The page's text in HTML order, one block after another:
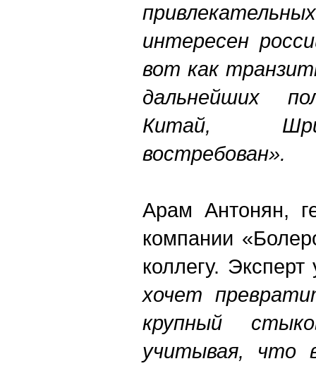
интересен
вот как
дальнейших
Китай,
востребован».
Арам Антонян,
компании
коллегу. Эксперт
хочет
крупный
учитывая, что